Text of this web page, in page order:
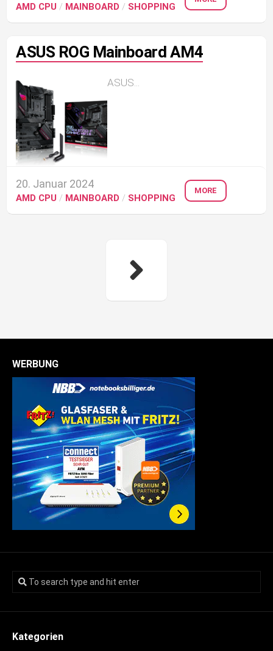
AMD CPU / MAINBOARD / SHOPPING
ASUS ROG Mainboard AM4
ASUS...
20. Januar 2024
AMD CPU / MAINBOARD / SHOPPING
MORE
WERBUNG
Kategorien